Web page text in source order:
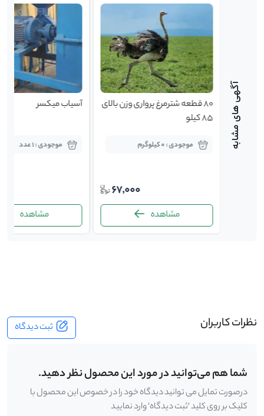
۸۰ قطعه شترمرغ پرواری وزن بالای
۸۵ کیلو
موجودی : 0 کیلوگرم
67,000
مشاهده
آسیاب میکسر
موجودی : 1 عدد
مشاهده
نظرات کاربران ثبت دیدگاه
شما هم می‌توانید در مورد این محصول نظر دهید.
درصورت تمایل می توانید دیدگاه خود را در خصوص این محصول با
کلیک بر روی کلید 'ثبت دیدگاه' وارد نمایید